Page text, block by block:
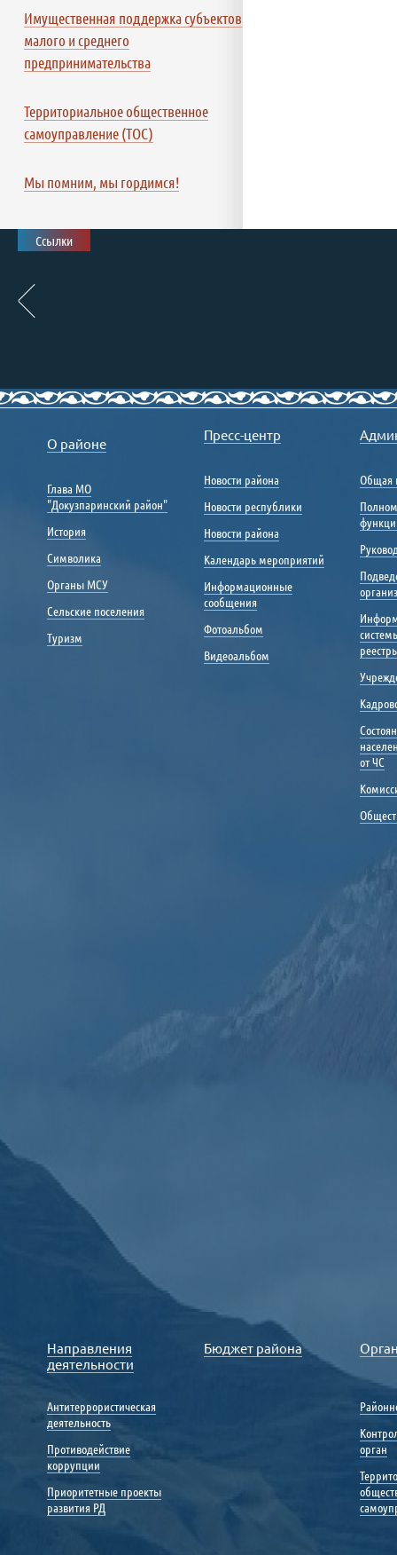
Имущественная поддержка субъектов
малого и среднего
предпринимательства
Территориальное общественное
самоуправление (ТОС)
Мы помним, мы гордимся!
Ссылки
О районе
Глава МО
"Докузпаринский район"
История
Символика
Органы МСУ
Сельские поселения
Туризм
Пресс-центр
Новости района
Новости республики
Новости района
Календарь мероприятий
Информационные
сообщения
Фотоальбом
Видеоальбом
Общая
от ЧС
Направления
деятельности
Антитеррористическая
деятельность
Противодействие
коррупции
Приоритетные проекты
развития РД
Бюджет района
орган